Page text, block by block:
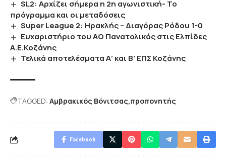
SL2: Αρχίζει σήμερα η 2η αγωνιστική- Το
πρόγραμμα και οι μεταδόσεις
Super League 2: Ηρακλής – Διαγόρας Ρόδου 1-0
Ευχαριστήριο του ΑΟ Πανατολικός στις Ελπίδες
Α.Ε.Κοζάνης
Τελικά αποτελέσματα Α’ και Β’ ΕΠΣ Κοζάνης
TAGGED: Αμβρακικός Βόνιτσας προπονητής
Facebook